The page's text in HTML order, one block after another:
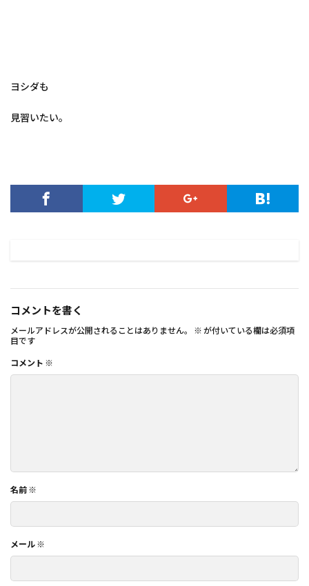
ヨシダも
見習いたい。
コメントを書く
メールアドレスが公開されることはありません。 ※ が付いている欄は必須項
目です
コメント ※
名前 ※
メール ※